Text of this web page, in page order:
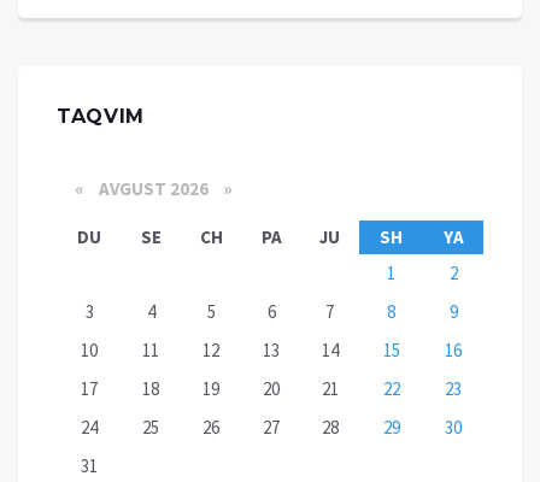
TAQVIM
« AVGUST 2026 »
DU SE CH PA JU SH
YA
1
2
3
4 5 6 7 8
9
10
11 12 13 14 15
16
17
18 19 20 21 22
23
24
25 26 27 28 29
30
31